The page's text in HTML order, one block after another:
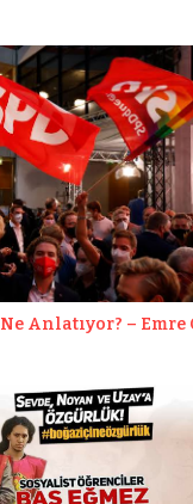
Anlatıyor? – Emre